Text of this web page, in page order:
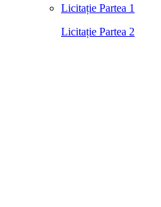
Licitație Partea 1
Licitație Partea 2